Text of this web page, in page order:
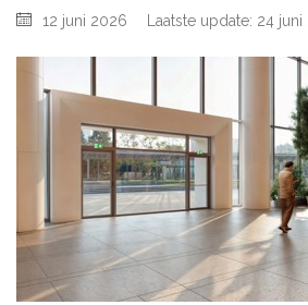
12 juni 2026 Laatste update: 24 juni